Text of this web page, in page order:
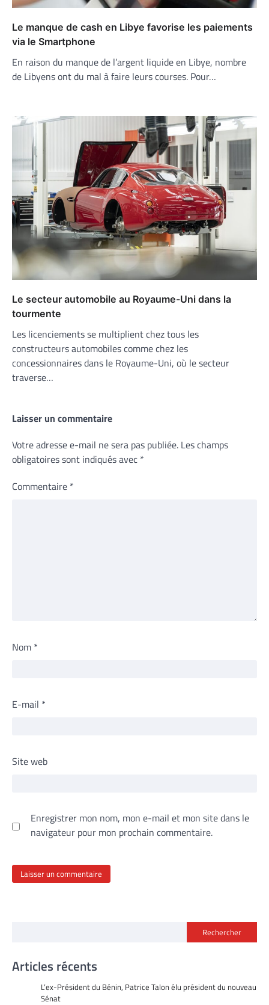
Le manque de cash en Libye favorise les paiements
via le Smartphone
En raison du manque de l’argent liquide en Libye, nombre
de Libyens ont du mal à faire leurs courses. Pour…
Le secteur automobile au Royaume-Uni dans la
tourmente
Les licenciements se multiplient chez tous les
constructeurs automobiles comme chez les
concessionnaires dans le Royaume-Uni, où le secteur
traverse…
Laisser un commentaire
Votre adresse e-mail ne sera pas publiée. Les champs
obligatoires sont indiqués avec *
Commentaire *
Nom *
E-mail *
Site web
Enregistrer mon nom, mon e-mail et mon site dans le
navigateur pour mon prochain commentaire.
Rechercher
Articles récents
L’ex-Président du Bénin, Patrice Talon élu président du nouveau
Sénat